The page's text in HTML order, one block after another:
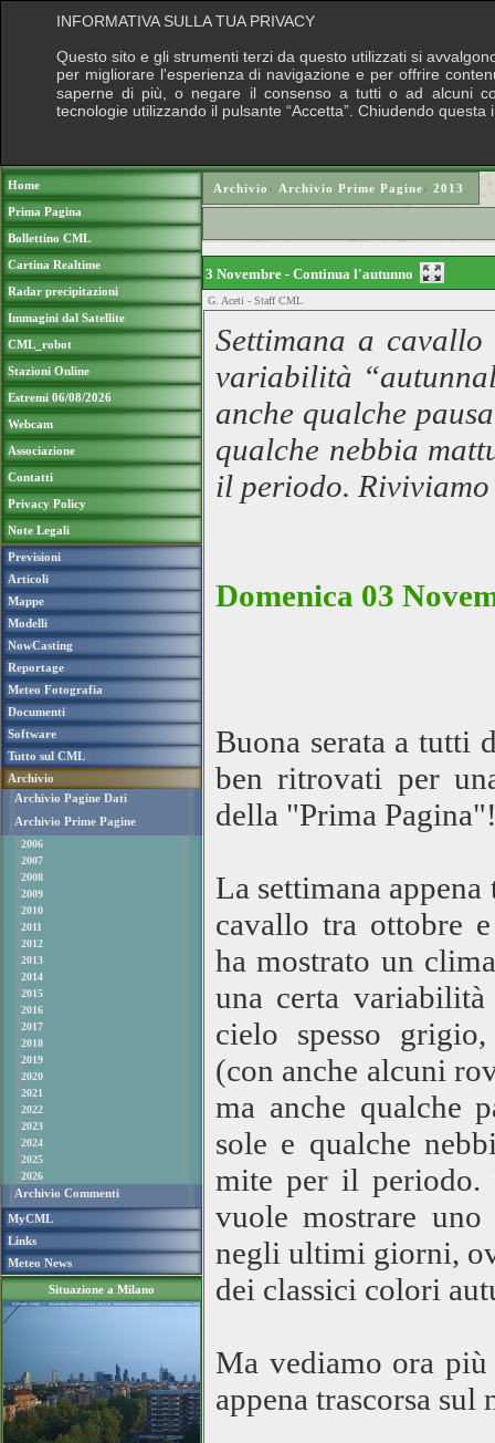
Home
Prima Pagina
Bollettino CML
Cartina Realtime
Radar precipitazioni
Immagini dal Satellite
CML_robot
Stazioni Online
Estremi 06/08/2026
Webcam
Associazione
Contatti
Privacy Policy
Note Legali
Previsioni
Articoli
Mappe
Modelli
NowCasting
Reportage
Meteo Fotografia
Documenti
Software
Tutto sul CML
Archivio
Archivio Pagine Dati
Archivio Prime Pagine
2006
2007
2008
2009
2010
2011
2012
2013
2014
2015
2016
2017
2018
2019
2020
2021
2022
2023
2024
2025
2026
Archivio Commenti
MyCML
Links
Meteo News
Situazione a Milano
Archivio › Archivio Prime Pagine› 2013
3 Novembre - Continua l'autunno
G. Aceti - Staff CML
Settimana a
variabilità
anche qualche
qualche nebbia
il periodo.
Domenica 03
Buona serata a tutti
ben ritrovati per
della "Prima
La settimana appena
cavallo tra ottobre
ha mostrato un
una certa variabilità
cielo spesso
(con anche alcuni
ma anche qualche
sole e qualche
mite per il periodo.
vuole mostrare
negli ultimi giorni,
dei classici colori
Ma vediamo ora più
appena trascorsa
INFORMATIVA SULLA TUA PRIVACY
Questo sito e gli strumenti terzi da questo utilizzati si
per migliorare l'esperienza di navigazione e per offrire
saperne di più, o negare il consenso a tutti o ad alcuni
tecnologie utilizzando il pulsante “Accetta”. Chiudendo